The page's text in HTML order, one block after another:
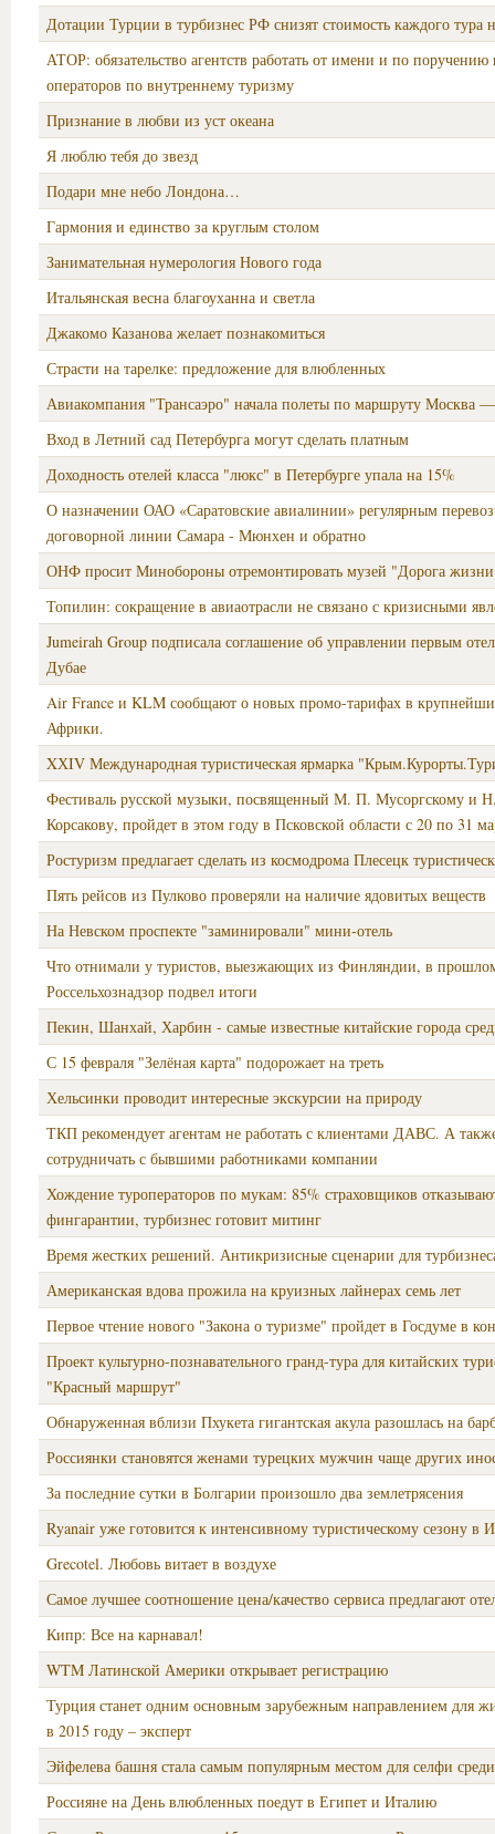
Дотации Турции в турбизнес РФ снизят стоимость каждого тура
АТОР: обязательство агентств работать от имени и по поручению
операторов по внутреннему туризму
Признание в любви из уст океана
Я люблю тебя до звезд
Подари мне небо Лондона…
Гармония и единство за круглым столом
Занимательная нумерология Нового года
Итальянская весна благоуханна и светла
Джакомо Казанова желает познакомиться
Страсти на тарелке: предложение для влюбленных
Авиакомпания "Трансаэро" начала полеты по маршруту Москва
Вход в Летний сад Петербурга могут сделать платным
Доходность отелей класса "люкс" в Петербурге упала на 15%
О назначении ОАО «Саратовские авиалинии» регулярным
договорной линии Самара - Мюнхен и обратно
ОНФ просит Минобороны отремонтировать музей "Дорога
Топилин: сокращение в авиаотрасли не связано с кризисными
Jumeirah Group подписала соглашение об управлении первым
Дубае
Air France и KLM сообщают о новых промо-тарифах в
Африки.
XХIV Международная туристическая ярмарка
Фестиваль русской музыки, посвященный М. П. Мусоргскому и
Корсакову, пройдет в этом году в Псковской области с 20 по 31
Ростуризм предлагает сделать из космодрома Плесецк
Пять рейсов из Пулково проверяли на наличие ядовитых веществ
На Невском проспекте "заминировали" мини-отель
Что отнимали у туристов, выезжающих из Финляндии, в
Россельхознадзор подвел итоги
Пекин, Шанхай, Харбин - самые известные китайские города
С 15 февраля "Зелёная карта" подорожает на треть
Хельсинки проводит интересные экскурсии на природу
ТКП рекомендует агентам не работать с клиентами ДАВС. А
сотрудничать с бывшими работниками компании
Хождение туроператоров по мукам: 85% страховщиков
фингарантии, турбизнес готовит митинг
Время жестких решений. Антикризисные сценарии для
Американская вдова прожила на круизных лайнерах семь лет
Первое чтение нового "Закона о туризме" пройдет в Госдуме в
Проект культурно-познавательного гранд-тура для китайских
"Красный маршрут"
Обнаруженная вблизи Пхукета гигантская акула разошлась на
Россиянки становятся женами турецких мужчин чаще других
За последние сутки в Болгарии произошло два землетрясения
Ryanair уже готовится к интенсивному туристическому сезону в
Grecotel. Любовь витает в воздухе
Самое лучшее соотношение цена/качество сервиса предлагают
Кипр: Все на карнавал!
WTM Латинской Америки открывает регистрацию
Турция станет одним основным зарубежным направлением для
в 2015 году – эксперт
Эйфелева башня стала самым популярным местом для селфи
Россияне на День влюбленных поедут в Египет и Италию